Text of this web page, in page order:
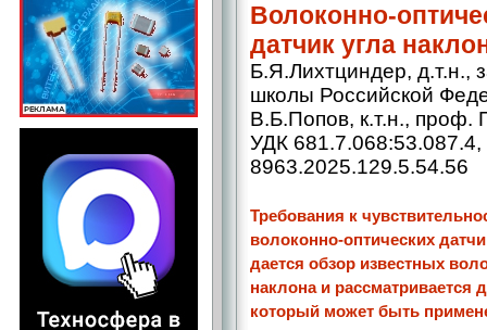
Волоконно-
датчик угла
Б.Я.Лихтциндер, д.т.н.,
школы Российской
В.Б.Попов, к.т.н.,
УДК
8963.2025.129.5.54.56
Требования к
волоконно-оптических
дается обзор известных
наклона и рассматривается
который может быть